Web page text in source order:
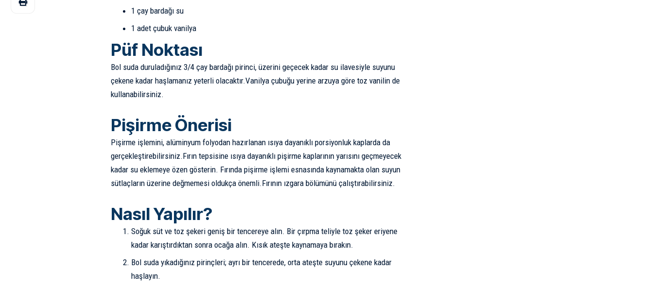
1 çay bardağı su
1 adetçubuk vanilya
Püf Noktası
Bol suda duruladığınız 3/4 çay bardağı pirinci, üzerini geçecek kadar su ilavesiyle suyunu
çekene kadar haşlamanız yeterli olacaktır.Vanilya çubuğu yerine arzuya göre toz vanilin de
kullanabilirsiniz.
Pişirme Önerisi
Pişirme işlemini, alüminyum folyodan hazırlanan ısıya dayanıklı porsiyonluk kaplarda da
gerçekleştirebilirsiniz.Fırın tepsisine ısıya dayanıklı pişirme kaplarının yarısını geçmeyecek
kadar su eklemeye özen gösterin. Fırında pişirme işlemi esnasında kaynamakta olan suyun
sütlaçların üzerine değmemesi oldukça önemli.Fırının ızgara bölümünü çalıştırabilirsiniz.
Nasıl Yapılır?
Soğuk süt ve toz şekeri geniş bir tencereye alın. Bir çırpma teliyle toz şeker eriyene
kadar karıştırdıktan sonra ocağa alın. Kısık ateşte kaynamaya bırakın.
Bol suda yıkadığınız pirinçleri; ayrı bir tencerede, orta ateşte suyunu çekene kadar
haşlayın.